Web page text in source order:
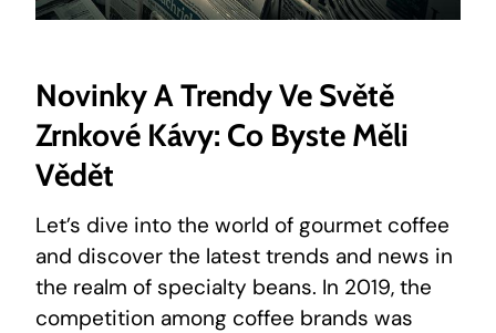
Novinky A Trendy Ve Světě
Zrnkové Kávy: Co ‍byste Měli
Vědět
Let’s dive into the world of gourmet ⁢coffee
and discover​ the latest trends and news in
the realm of ⁤specialty beans. In 2019, the
competition among coffee brands was